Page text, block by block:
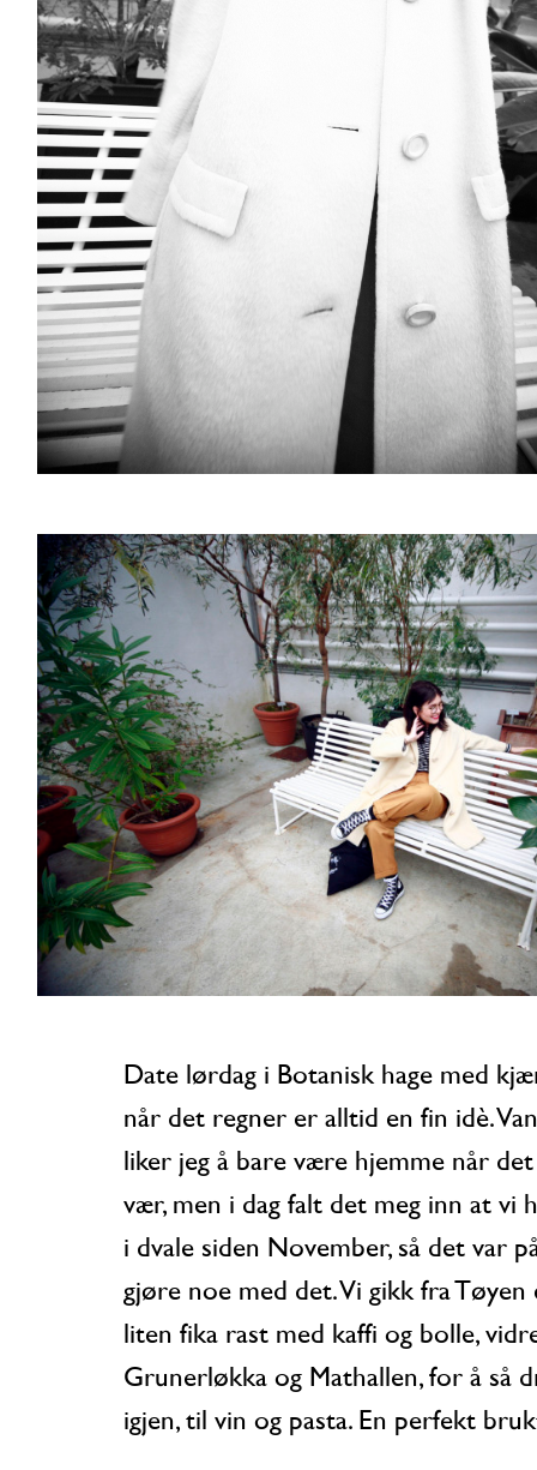
Date lørdag i Botanisk hage med kjæresten
når det regner er alltid en fin idè.
liker jeg å bare være hjemme når
vær, men i dag falt det meg inn at vi
i dvale siden November, så det var
gjøre noe med det. Vi gikk fra
liten fika rast med kaffi og bolle,
Grunerløkka og Mathallen, for å så
igjen, til vin og pasta. En perfekt